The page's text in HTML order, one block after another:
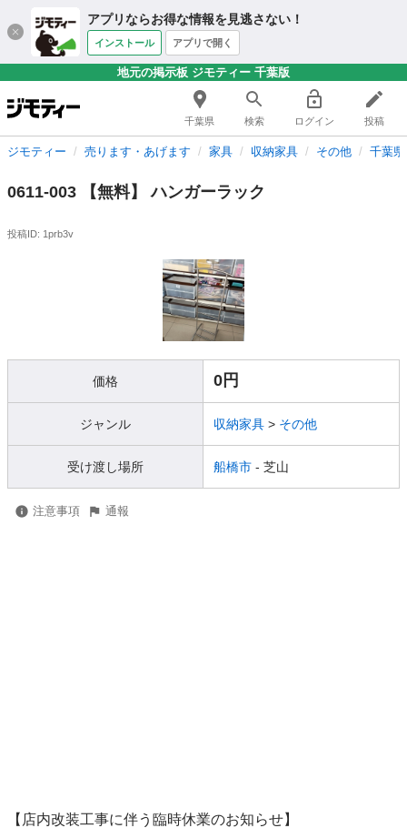
アプリならお得な情報を見逃さない！
インストール アプリで開く
地元の掲示板 ジモティー 千葉版
千葉県 検索 ログイン 投稿
ジモティー 売ります・あげます 家具 収納家具 その他 千葉
0611-003 【無料】 ハンガーラック
投稿ID: 1prb3v
価格 0円
ジャンル 収納家具 > その他
受け渡し場所 船橋市 - 芝山
注意事項 通報
【店内改装工事に伴う臨時休業のお知らせ】